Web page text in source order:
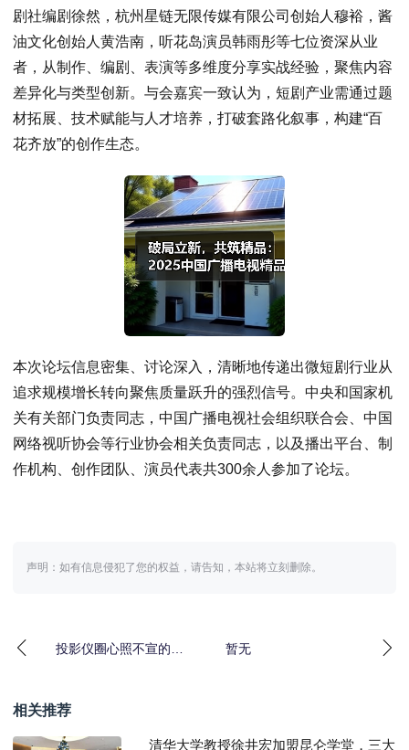
剧社编剧徐然，杭州星链无限传媒有限公司创始人穆裕，酱
油文化创始人黄浩南，听花岛演员韩雨彤等七位资深从业
者，从制作、编剧、表演等多维度分享实战经验，聚焦内容
差异化与类型创新。与会嘉宾一致认为，短剧产业需通过题
材拓展、技术赋能与人才培养，打破套路化叙事，构建“百
花齐放”的创作生态。
本次论坛信息密集、讨论深入，清晰地传递出微短剧行业从
追求规模增长转向聚焦质量跃升的强烈信号。中央和国家机
关有关部门负责同志，中国广播电视社会组织联合会、中国
网络视听协会等行业协会相关负责同志，以及播出平台、制
作机构、创作团队、演员代表共300余人参加了论坛。
声明：如有信息侵犯了您的权益，请告知，本站将立刻删除。
投影仪圈心照不宣的谎
暂无
相关推荐
清华大学教授徐井宏加盟昆仑学堂，三大